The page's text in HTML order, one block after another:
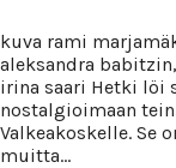
kuva rami
aleksandra
irina saari Hetki löi
nostalgioimaan
Valkeakoskelle. Se
muitta…